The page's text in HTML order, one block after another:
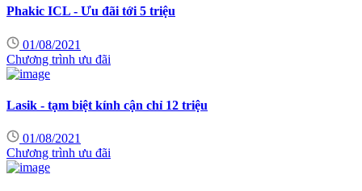
Phakic ICL - Ưu đãi tới 5 triệu
01/08/2021
Chương trình ưu đãi
Lasik - tạm biệt kính cận chỉ 12 triệu
01/08/2021
Chương trình ưu đãi